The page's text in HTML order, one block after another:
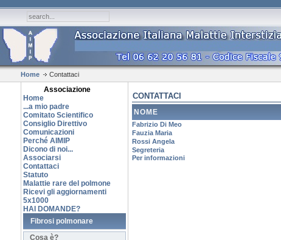
Home Contattaci
Associazione
Home
...a mio padre
Comitato Scientifico
Consiglio Direttivo
Comunicazioni
Perché AIMIP
Dicono di noi...
Associarsi
Contattaci
Statuto
Malattie rare del polmone
Ricevi gli aggiornamenti
5x1000
HAI DOMANDE?
Fibrosi polmonare
Cosa è?
CONTATTACI
NOME
Fabrizio Di Meo
Fauzia Maria
Rossi Angela
Segreteria
Per informazioni